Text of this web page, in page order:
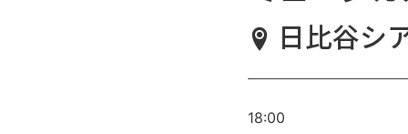
日比谷シ
18:00